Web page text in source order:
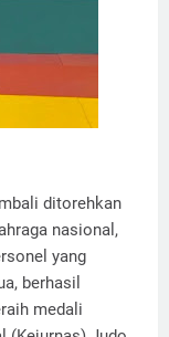
ditorehkan
nasional,
yang
berhasil
medali